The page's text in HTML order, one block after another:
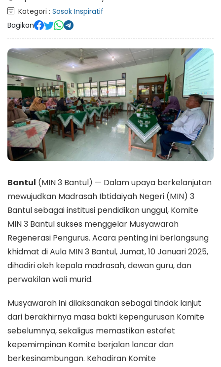
Kategori : Sosok Inspiratif
Bagikan
Bantul (MIN 3 Bantul) — Dalam upaya berkelanjutan
mewujudkan Madrasah Ibtidaiyah Negeri (MIN) 3
Bantul sebagai institusi pendidikan unggul, Komite
MIN 3 Bantul sukses menggelar Musyawarah
Regenerasi Pengurus. Acara penting ini berlangsung
khidmat di Aula MIN 3 Bantul, Jumat, 10 Januari 2025,
dihadiri oleh kepala madrasah, dewan guru, dan
perwakilan wali murid.
Musyawarah ini dilaksanakan sebagai tindak lanjut
dari berakhirnya masa bakti kepengurusan Komite
sebelumnya, sekaligus memastikan estafet
kepemimpinan Komite berjalan lancar dan
berkesinambungan. Kehadiran Komite